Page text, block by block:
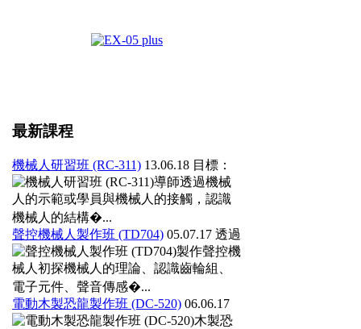
最新課程
機械人研習班 (RC-311) 13.06.18 目標：
導師透過機械
人的示範或學員與機械人的接觸，認識
機械人的結構�...
聲控機械人製作班 (TD704) 05.07.17 透過
製作聲控機
械人初探機械人的理論、認識齒輪組、
電子元件、聲音傳感�...
電動木製恐龍製作班 (DC-520) 06.06.17
木製恐